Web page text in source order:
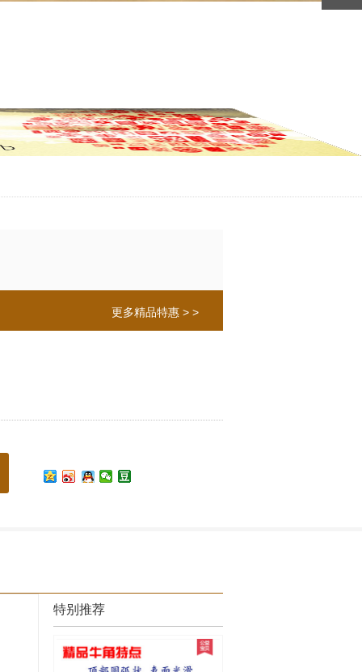
更多精品特惠 > >
特别推荐